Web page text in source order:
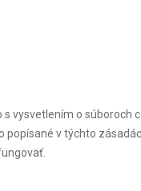
vysvetlením o
popísané v týchto